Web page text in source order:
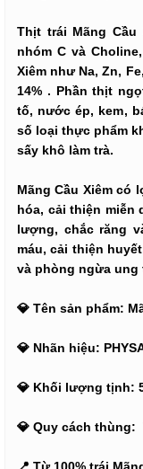
Thịt trái Mãng Cầu
nhóm C và
Xiêm như Na, Zn,
14% . Phần thịt
tố, nước ép, kem,
số loại thực phẩm
sấy khô làm trà.
Mãng Cầu Xiêm có
hóa, cải thiện miễn
lượng, chắc răng
máu, cải thiện
và phòng ngừa ung
💎 Tên sản phẩm:
💎 Nhãn hiệu:
💎 Khối lượng tịnh:
💎 Quy cách thùng: